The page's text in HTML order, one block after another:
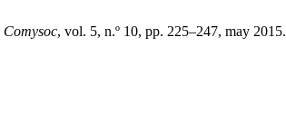
Comysoc, vol. 5, n.º 10, pp. 225–247, may 2015.